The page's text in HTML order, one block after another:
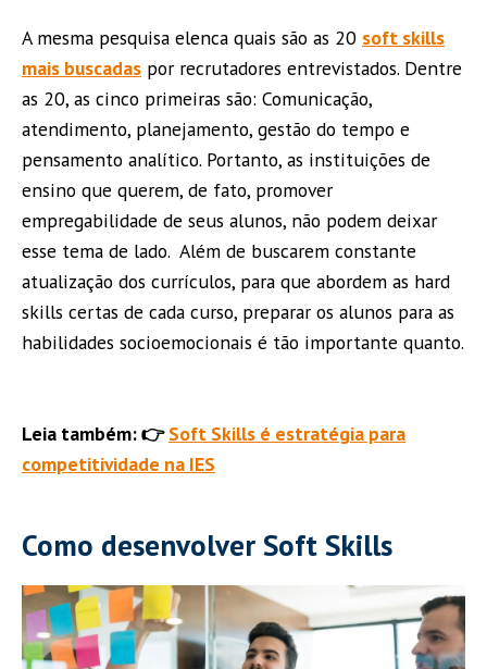
A mesma pesquisa elenca quais são as 20 soft skills
mais buscadas por recrutadores entrevistados. Dentre
as 20, as cinco primeiras são: Comunicação,
atendimento, planejamento, gestão do tempo e
pensamento analítico. Portanto, as instituições de
ensino que querem, de fato, promover
empregabilidade de seus alunos, não podem deixar
esse tema de lado. Além de buscarem constante
atualização dos currículos, para que abordem as hard
skills certas de cada curso, preparar os alunos para as
habilidades socioemocionais é tão importante quanto.
Leia também: 👉Soft Skills é estratégia para
competitividade na IES
Como desenvolver Soft Skills